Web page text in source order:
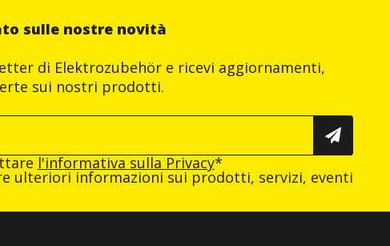
sulle nostre novità
di Elektrozubehör e ricevi aggiornamenti,
sui nostri prodotti.
l'informativa sulla Privacy*
ulteriori informazioni sui prodotti, servizi, eventi